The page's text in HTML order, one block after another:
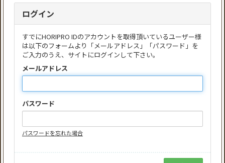
ログイン
すでにHORIPRO IDのアカウントを取得頂いているユーザー様
は以下のフォームより「メールアドレス」「パスワード」を
ご入力のうえ、サイトにログインして下さい。
メールアドレス
パスワード
パスワードを忘れた場合